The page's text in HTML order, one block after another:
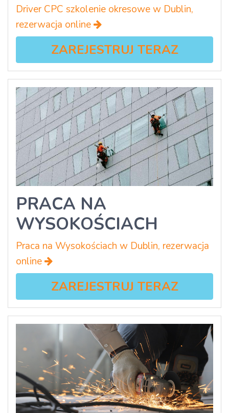
Driver CPC szkolenie okresowe w Dublin,
rezerwacja online
ZAREJESTRUJ TERAZ
PRACA NA
WYSOKOŚCIACH
Praca na Wysokościach w Dublin, rezerwacja
online
ZAREJESTRUJ TERAZ